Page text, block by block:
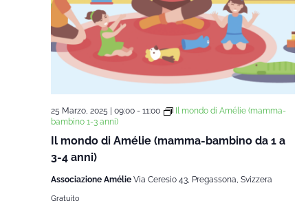
Il mondo di Amélie (mamma-bambino da 1 a
3-4 anni)
25 Marzo, 2025 | 09:00- 11:00
Il mondo di Amélie (mamma-
bambino 1-3 anni)
Associazione Amélie Via Ceresio 43, Pregassona, Svizzera
Gratuito